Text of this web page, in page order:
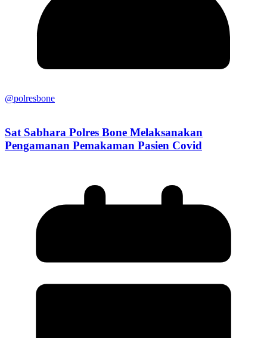
@polresbone
Sat Sabhara Polres Bone Melaksanakan
Pengamanan Pemakaman Pasien Covid